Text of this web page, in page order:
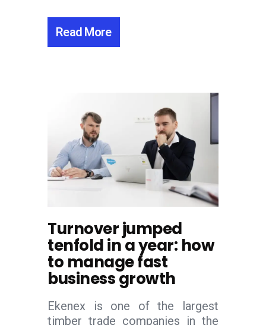
Read More
Turnover jumped
tenfold in a year: how
to manage fast
business growth
Ekenex is one of the largest
timber trade companies in the